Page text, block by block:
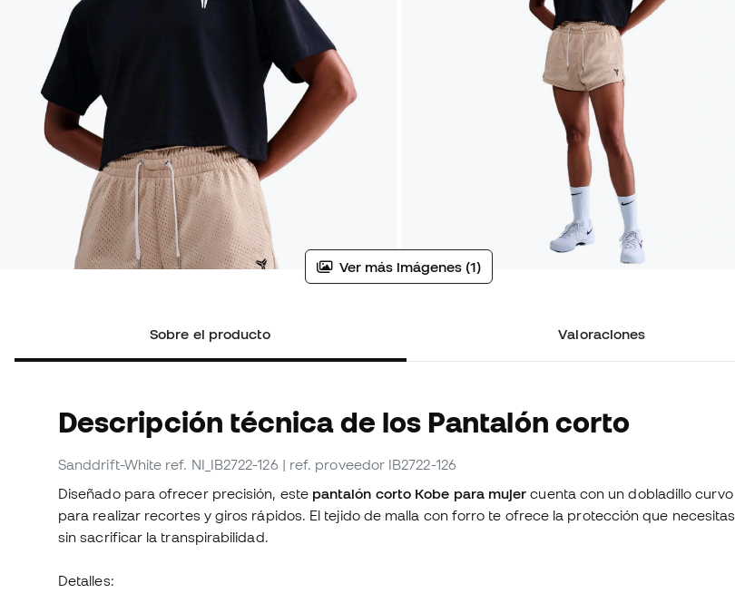
Ver más imágenes (1)
Sobre el producto Valoraciones
Descripción técnica de los Pantalón corto
Sanddrift-White ref. NI_IB2722-126 | ref. proveedor IB2722-126
Diseñado para ofrecer precisión, este pantalón corto Kobe para mujercuenta con un dobladillo curvo
para realizar recortes y giros rápidos. El tejido de malla con forro te ofrece la protección que necesitas
sin sacrificar la transpirabilidad.
Detalles: